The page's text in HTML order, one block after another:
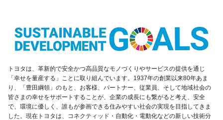
トヨタは、革新的で安全かつ高品質なモノづくりやサービスの提供を通じ
「幸せを量産する」ことに取り組んでいます。1937年の創業以来80年あま
り、「豊田綱領」のもと、お客様、パートナー、従業員、そして地域社会の
皆さまの幸せをサポートすることが、企業の成長にも繋がると考え、安全
で、環境に優しく、誰もが参画できる住みやすい社会の実現を目指してきま
した。現在トヨタは、コネクティッド・自動化・電動化などの新しい技術分